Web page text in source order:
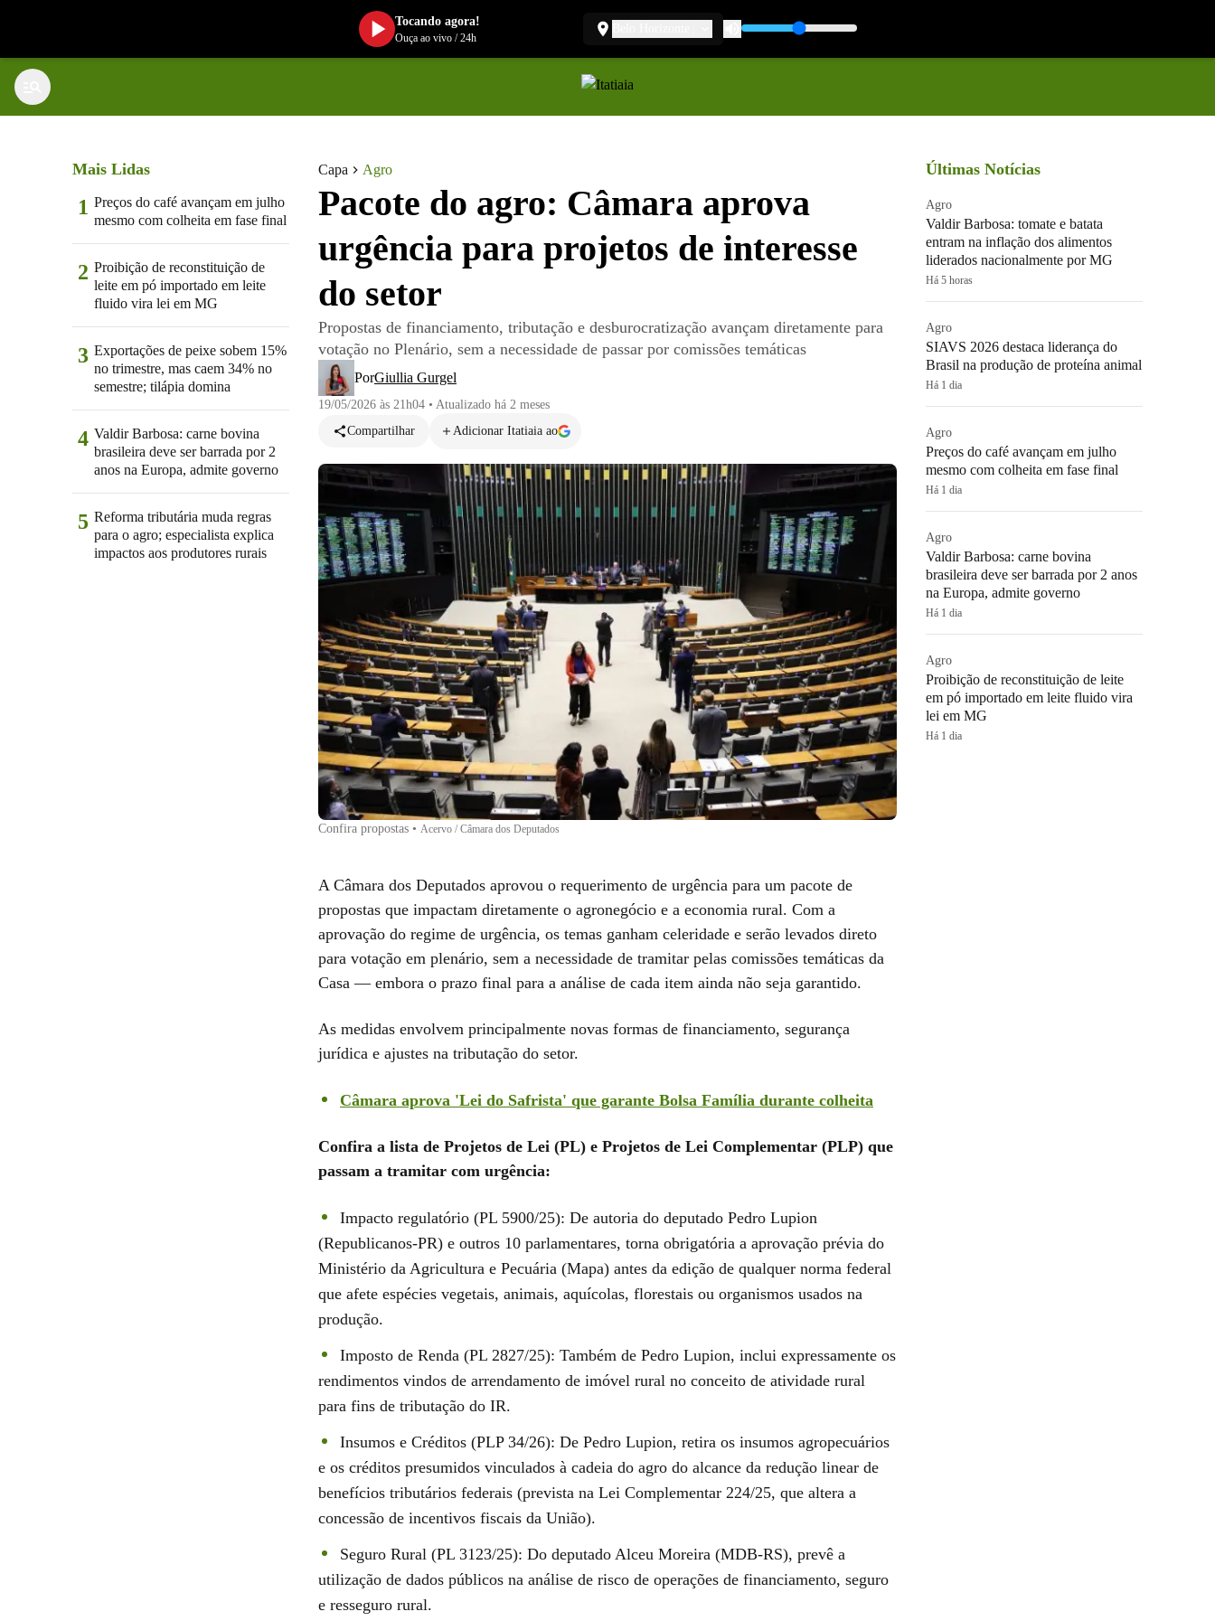
Capa Agro
Pacote do agro: Câmara aprova
urgência para projetos de interesse
do setor
Propostas de financiamento, tributação e desburocratização avançam diretamente para
votação no Plenário, sem a necessidade de passar por comissões temáticas
PorGiullia Gurgel
19/05/2026 às 21h04 • Atualizado há 2 meses
Compartilhar
Adicionar Itatiaia ao
Confira propostas • Acervo / Câmara dos Deputados
A Câmara dos Deputados aprovou o requerimento de urgência para um pacote de
propostas que impactam diretamente o agronegócio e a economia rural. Com a
aprovação do regime de urgência, os temas ganham celeridade e serão levados direto
para votação em plenário, sem a necessidade de tramitar pelas comissões temáticas da
Casa — embora o prazo final para a análise de cada item ainda não seja garantido.
As medidas envolvem principalmente novas formas de financiamento, segurança
jurídica e ajustes na tributação do setor.
Câmara aprova 'Lei do Safrista' que garante Bolsa Família durante colheita
Confira a lista de Projetos de Lei (PL) e Projetos de Lei Complementar (PLP) que
passam a tramitar com urgência:
Impacto regulatório (PL 5900/25): De autoria do deputado Pedro Lupion
(Republicanos-PR) e outros 10 parlamentares, torna obrigatória a aprovação prévia do
Ministério da Agricultura e Pecuária (Mapa) antes da edição de qualquer norma federal
que afete espécies vegetais, animais, aquícolas, florestais ou organismos usados na
produção.
Imposto de Renda (PL 2827/25): Também de Pedro Lupion, inclui expressamente os
rendimentos vindos de arrendamento de imóvel rural no conceito de atividade rural
para fins de tributação do IR.
Insumos e Créditos (PLP 34/26): De Pedro Lupion, retira os insumos agropecuários
e os créditos presumidos vinculados à cadeia do agro do alcance da redução linear de
benefícios tributários federais (prevista na Lei Complementar 224/25, que altera a
concessão de incentivos fiscais da União).
Seguro Rural (PL 3123/25): Do deputado Alceu Moreira (MDB-RS), prevê a
utilização de dados públicos na análise de risco de operações de financiamento, seguro
e resseguro rural.
Mais Lidas
1 Preços do café avançam em julho
mesmo com colheita em fase final
2 Proibição de reconstituição de
leite em pó importado em leite
fluido vira lei em MG
3 Exportações de peixe sobem 15%
no trimestre, mas caem 34% no
semestre; tilápia domina
4 Valdir Barbosa: carne bovina
brasileira deve ser barrada por 2
anos na Europa, admite governo
5 Reforma tributária muda regras
para o agro; especialista explica
impactos aos produtores rurais
Últimas Notícias
Agro
Valdir Barbosa: tomate e batata
entram na inflação dos alimentos
liderados nacionalmente por MG
Há 5 horas
Agro
SIAVS 2026 destaca liderança do
Brasil na produção de proteína animal
Há 1 dia
Agro
Preços do café avançam em julho
mesmo com colheita em fase final
Há 1 dia
Agro
Valdir Barbosa: carne bovina
brasileira deve ser barrada por 2 anos
na Europa, admite governo
Há 1 dia
Agro
Proibição de reconstituição de leite
em pó importado em leite fluido vira
lei em MG
Há 1 dia
Tocando agora!
Ouça ao vivo/24h